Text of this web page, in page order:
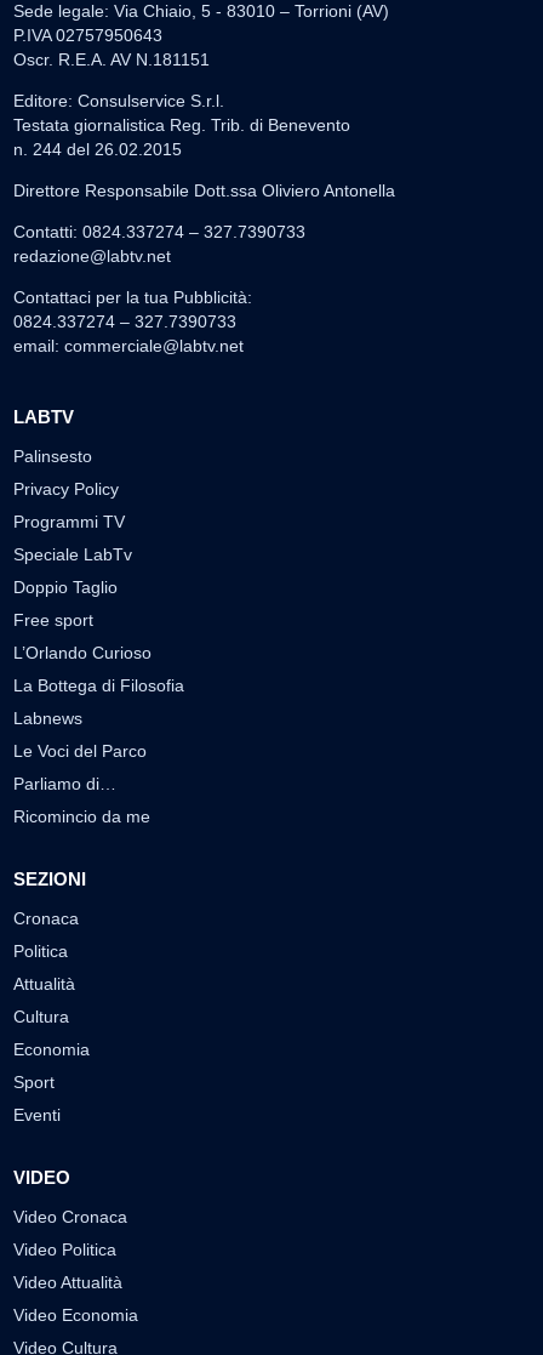
Sede legale: Via Chiaio, 5 - 83010 – Torrioni (AV)
P.IVA 02757950643
Oscr. R.E.A. AV N.181151
Editore: Consulservice S.r.l.
Testata giornalistica Reg. Trib. di Benevento
n. 244 del 26.02.2015
Direttore Responsabile Dott.ssa Oliviero Antonella
Contatti: 0824.337274 – 327.7390733
redazione@labtv.net
Contattaci per la tua Pubblicità:
0824.337274 – 327.7390733
email: commerciale@labtv.net
LABTV
Palinsesto
Privacy Policy
Programmi TV
Speciale LabTv
Doppio Taglio
Free sport
L’Orlando Curioso
La Bottega di Filosofia
Labnews
Le Voci del Parco
Parliamo di…
Ricomincio da me
SEZIONI
Cronaca
Politica
Attualità
Cultura
Economia
Sport
Eventi
VIDEO
Video Cronaca
Video Politica
Video Attualità
Video Economia
Video Cultura